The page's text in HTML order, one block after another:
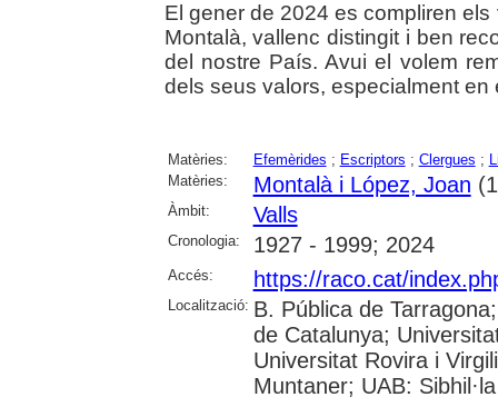
El gener de 2024 es compliren
Montalà, vallenc distingit i ben
del nostre País. Avui el volem
dels seus valors, especialment
Matèries: Efemèrides ; Escriptors ; Clergues ;
Matèries:
Montalà i López, Joan
Àmbit: Valls
Cronologia: 1927 - 1999; 2024
Accés: https://raco.cat/
Localització: B. Pública de
de Catalunya;
Universitat Rovira i
Muntaner; UAB: Sibhil·la